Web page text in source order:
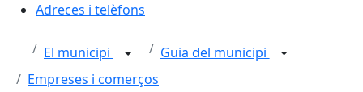
Adreces i telèfons
El municipi
Guia del municipi
Empreses i comerços